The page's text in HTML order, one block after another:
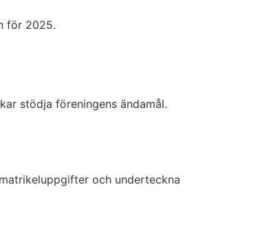
för 2025.
stödja föreningens ändamål.
och underteckna